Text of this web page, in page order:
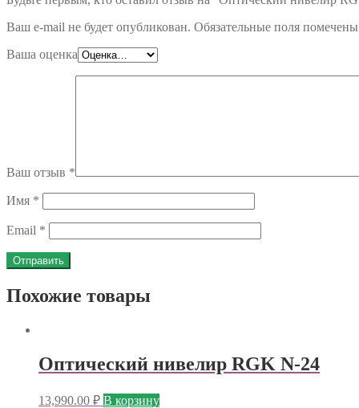
Ваш e-mail не будет опубликован. Обязательные поля
Ваша оценка
Ваш отзыв *
Имя *
Email *
Похожие товары
Оптический нивелир RGK N-24
13,990.00 ₽ В корзину